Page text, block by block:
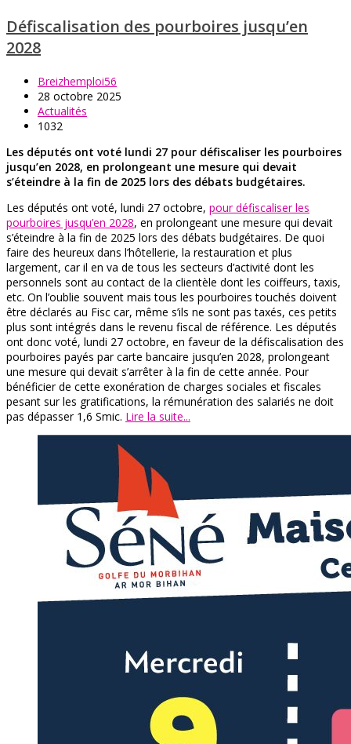
Défiscalisation des pourboires jusqu’en
2028
Breizhemploi56
28 octobre 2025
Actualités
1032
Les députés ont voté lundi 27 pour défiscaliser les pourboires
jusqu’en 2028, en prolongeant une mesure qui devait
s’éteindre à la fin de 2025 lors des débats budgétaires.
Les députés ont voté, lundi 27 octobre, pour défiscaliser les
pourboires jusqu’en 2028, en prolongeant une mesure qui devait
s’éteindre à la fin de 2025 lors des débats budgétaires. De quoi
faire des heureux dans l’hôtellerie, la restauration et plus
largement, car il en va de tous les secteurs d’activité dont les
personnels sont au contact de la clientèle dont les coiffeurs, taxis,
etc. On l’oublie souvent mais tous les pourboires touchés doivent
être déclarés au Fisc car, même s’ils ne sont pas taxés, ces petits
plus sont intégrés dans le revenu fiscal de référence. Les députés
ont donc voté, lundi 27 octobre, en faveur de la défiscalisation des
pourboires payés par carte bancaire jusqu’en 2028, prolongeant
une mesure qui devait s’arrêter à la fin de cette année. Pour
bénéficier de cette exonération de charges sociales et fiscales
pesant sur les gratifications, la rémunération des salariés ne doit
pas dépasser 1,6 Smic. Lire la suite...